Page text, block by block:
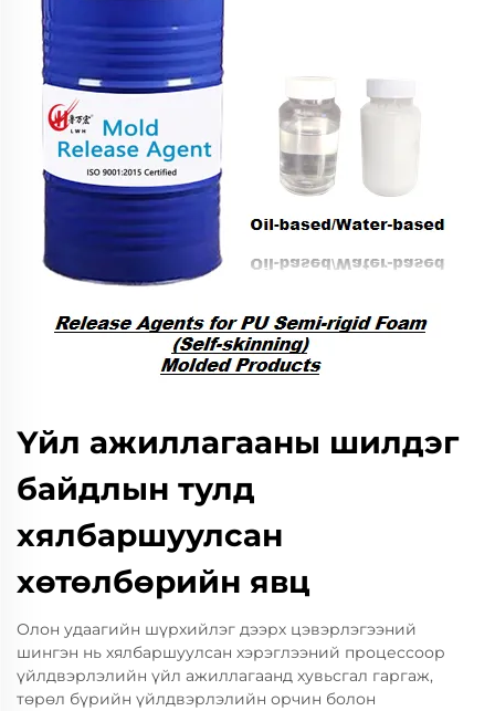
Үйл ажиллагааны шилдэг
байдлын тулд
хялбаршуулсан
хөтөлбөрийн явц
Олон удаагийн шүрхийлэг дээрх цэвэрлэгээний
шингэн нь хялбаршуулсан хэрэглээний процессоор
үйлдвэрлэлийн үйл ажиллагаанд хувьсгал гаргаж,
төрөл бүрийн үйлдвэрлэлийн орчин болон